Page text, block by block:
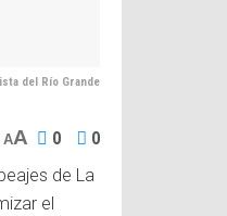
del Río Grande
AA 0
0
de La
el